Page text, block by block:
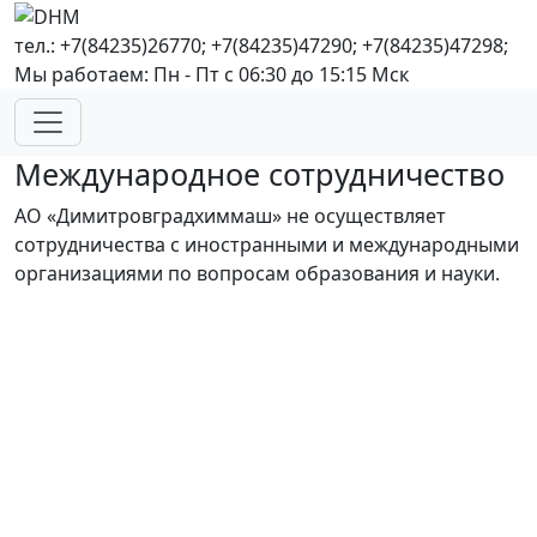
тел.: +7(84235)26770; +7(84235)47290; +7(84235)47298;
Мы работаем: Пн - Пт с 06:30 до 15:15 Мск
Международное сотрудничество
АО «Димитровградхиммаш» не осуществляет
сотрудничества с иностранными и международными
организациями по вопросам образования и науки.